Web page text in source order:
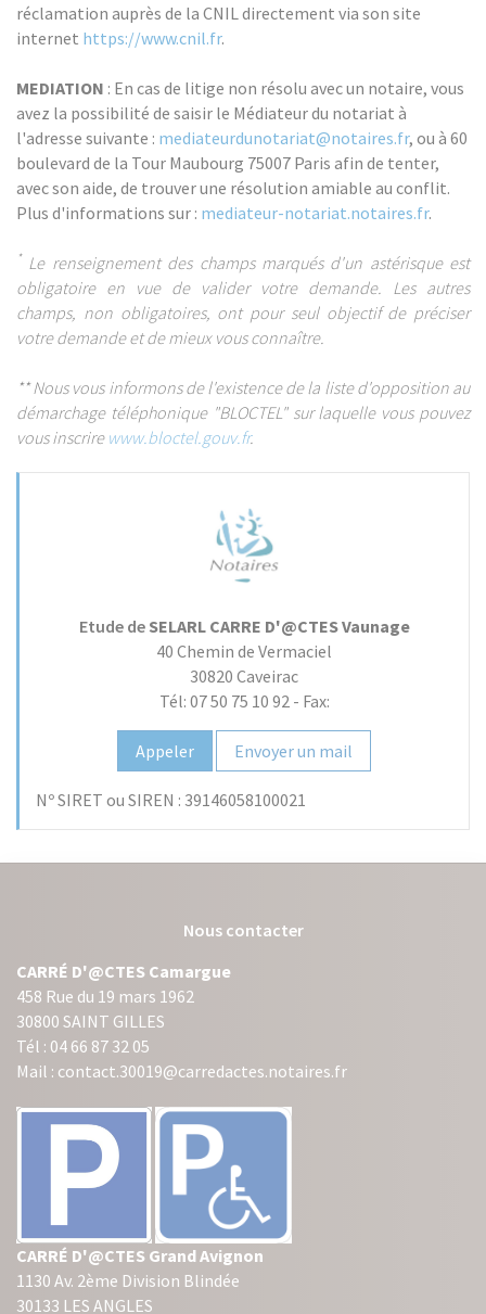
réclamation auprès de la CNIL directement via son site
internet https://www.cnil.fr.
MEDIATION : En cas de litige non résolu avec un notaire, vous
avez la possibilité de saisir le Médiateur du notariat à
l'adresse suivante : mediateurdunotariat@notaires.fr, ou à 60
boulevard de la Tour Maubourg 75007 Paris afin de tenter,
avec son aide, de trouver une résolution amiable au conflit.
Plus d'informations sur : mediateur-notariat.notaires.fr.
*Le renseignement des champs marqués d'un astérisque est
obligatoire en vue de valider votre demande. Les autres
champs, non obligatoires, ont pour seul objectif de préciser
votre demande et de mieux vous connaître.
** Nous vous informons de l'existence de la liste d'opposition au
démarchage téléphonique "BLOCTEL" sur laquelle vous pouvez
vous inscrire www.bloctel.gouv.fr.
Etude de SELARL CARRE D'@CTES Vaunage
40 Chemin de Vermaciel
30820 Caveirac
Tél: 07 50 75 10 92- Fax:
Appeler Envoyer un mail
Nº SIRET ou SIREN : 39146058100021
Nous contacter
CARRÉ D'@CTES Camargue
458 Rue du 19 mars 1962
30800 SAINT GILLES
Tél : 04 66 87 32 05
Mail : contact.30019@carredactes.notaires.fr
CARRÉ D'@CTES Grand Avignon
1130 Av. 2ème Division Blindée
30133 LES ANGLES